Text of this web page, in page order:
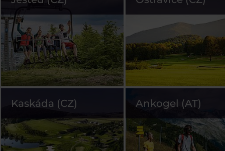
Kaskáda (CZ) Ankogel (AT)